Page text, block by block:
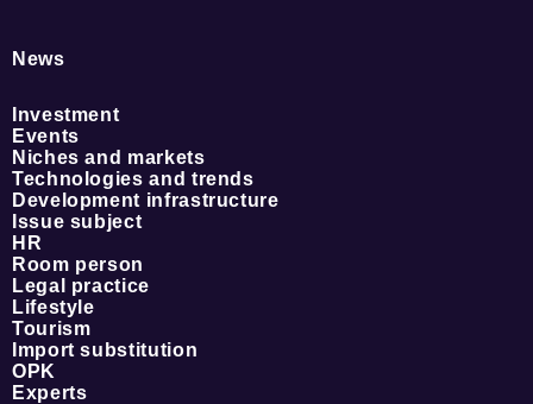
News
Investment
Events
Niches and markets
Technologies and trends
Development infrastructure
Issue subject
HR
Room person
Legal practice
Lifestyle
Tourism
Import substitution
OPK
Experts